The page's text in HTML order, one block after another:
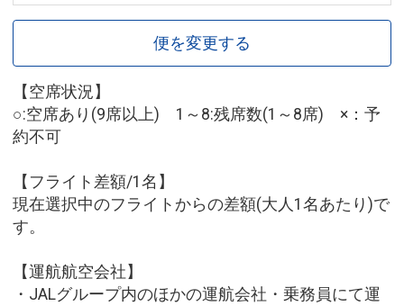
便を変更する
【空席状況】
○:空席あり(9席以上) 1～8:残席数(1～8席) ×：予
約不可
【フライト差額/1名】
現在選択中のフライトからの差額(大人1名あたり)で
す。
【運航航空会社】
・JALグループ内のほかの運航会社・乗務員にて運